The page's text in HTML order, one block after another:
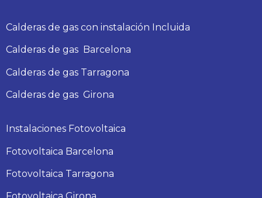
Calderas de gas con instalación Incluida
Calderas de gas Barcelona
Calderas de gas Tarragona
Calderas de gas Girona
Instalaciones Fotovoltaica
Fotovoltaica Barcelona
Fotovoltaica Tarragona